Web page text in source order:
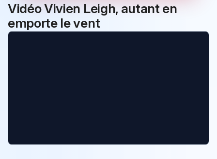
Vidéo Vivien Leigh, autant en
emporte le vent